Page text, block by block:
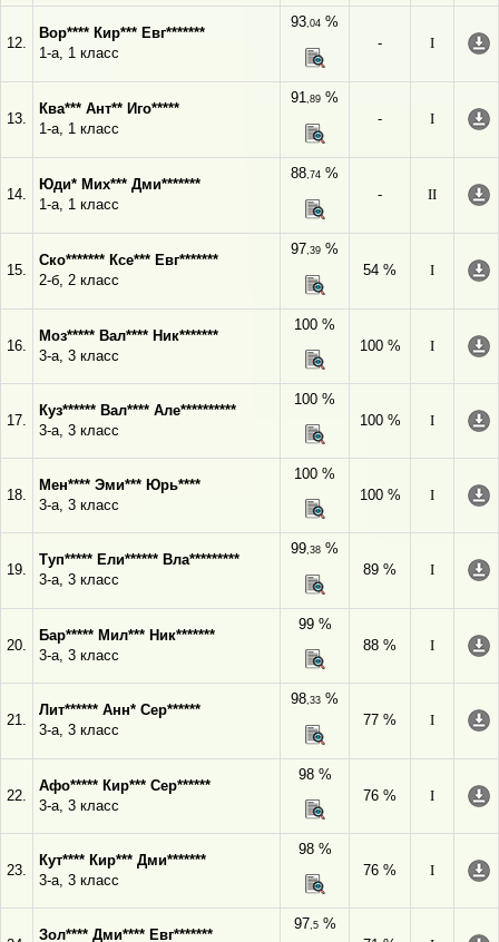
12.
Вор**** Кир*** Евг*******
1-а, 1 класс
93,04 %
-
I
13.
Ква*** Ант** Иго*****
1-а, 1 класс
91,89 %
-
I
14.
Юди* Мих*** Дми*******
1-а, 1 класс
88,74 %
-
II
15.
Ско******* Ксе*** Евг*******
2-б, 2 класс
97,39 %
54 %
I
16.
Моз***** Вал**** Ник*******
3-а, 3 класс
100 %
100 %
I
17.
Куз****** Вал**** Але**********
3-а, 3 класс
100 %
100 %
I
18.
Мен**** Эми*** Юрь****
3-а, 3 класс
100 %
100 %
I
19.
Туп***** Ели****** Вла*********
3-а, 3 класс
99,38 %
89 %
I
20.
Бар***** Мил*** Ник*******
3-а, 3 класс
99 %
88 %
I
21.
Лит****** Анн* Сер******
3-а, 3 класс
98,33 %
77 %
I
22.
Афо***** Кир*** Сер******
3-а, 3 класс
98 %
76 %
I
23.
Кут**** Кир*** Дми*******
3-а, 3 класс
98 %
76 %
I
Зол**** Дми**** Евг*******
97,5%